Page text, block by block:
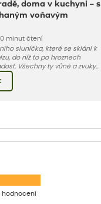
doma v kuchyni – s
voňavým
minut čtení
sluníčka, které se sklání k
do níž to po hroznech
Všechny ty vůně a zvuky
Sklizeň rybízu do kuchyně
klid a radost. A taky trochu
při mlsání babiččina
hodnocení